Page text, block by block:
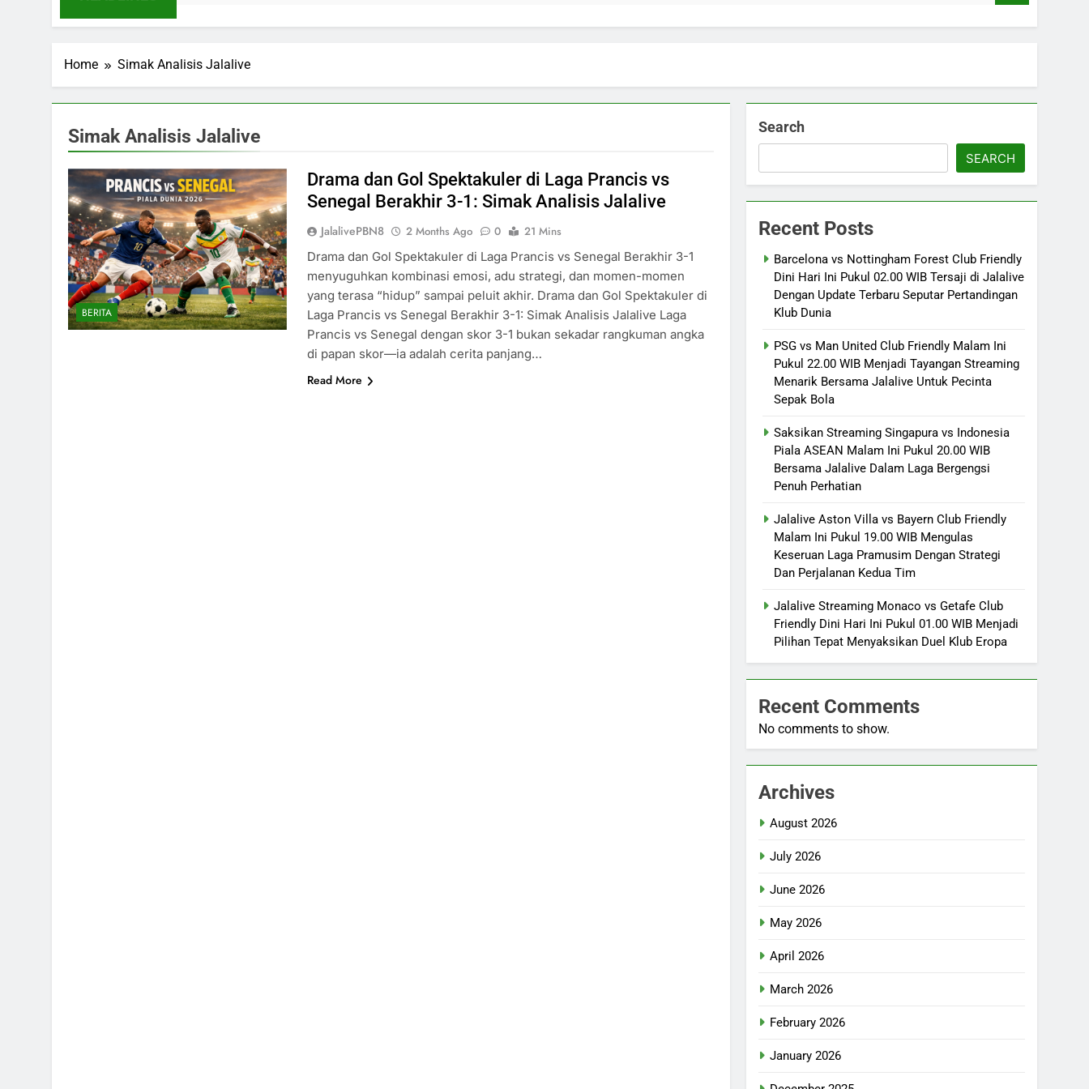
Home Simak Analisis Jalalive
Simak Analisis Jalalive
BERITA
Drama dan Gol Spektakuler di Laga Prancis vs
Senegal Berakhir 3-1: Simak Analisis Jalalive
JalalivePBN8 2 Months Ago 0
21 Mins
Drama dan Gol Spektakuler di Laga Prancis vs Senegal Berakhir 3-1
menyuguhkan kombinasi emosi, adu strategi, dan momen-momen
yang terasa “hidup” sampai peluit akhir. Drama dan Gol Spektakuler di
Laga Prancis vs Senegal Berakhir 3-1: Simak Analisis Jalalive Laga
Prancis vs Senegal dengan skor 3-1 bukan sekadar rangkuman angka
di papan skor—ia adalah cerita panjang…
Read More
Search
SEARCH
Recent Posts
Barcelona vs Nottingham Forest Club Friendly
Dini Hari Ini Pukul 02.00 WIB Tersaji di Jalalive
Dengan Update Terbaru Seputar Pertandingan
Klub Dunia
PSG vs Man United Club Friendly Malam Ini
Pukul 22.00 WIB Menjadi Tayangan Streaming
Menarik Bersama Jalalive Untuk Pecinta
Sepak Bola
Saksikan Streaming Singapura vs Indonesia
Piala ASEAN Malam Ini Pukul 20.00 WIB
Bersama Jalalive Dalam Laga Bergengsi
Penuh Perhatian
Jalalive Aston Villa vs Bayern Club Friendly
Malam Ini Pukul 19.00 WIB Mengulas
Keseruan Laga Pramusim Dengan Strategi
Dan Perjalanan Kedua Tim
Jalalive Streaming Monaco vs Getafe Club
Friendly Dini Hari Ini Pukul 01.00 WIB Menjadi
Pilihan Tepat Menyaksikan Duel Klub Eropa
Recent Comments
No comments to show.
Archives
August 2026
July 2026
June 2026
May 2026
April 2026
March 2026
February 2026
January 2026